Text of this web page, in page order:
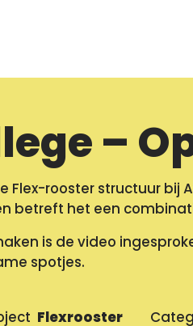
–
Flex-rooster structuur
betreft het een
is de video
spotjes.
Flexrooster